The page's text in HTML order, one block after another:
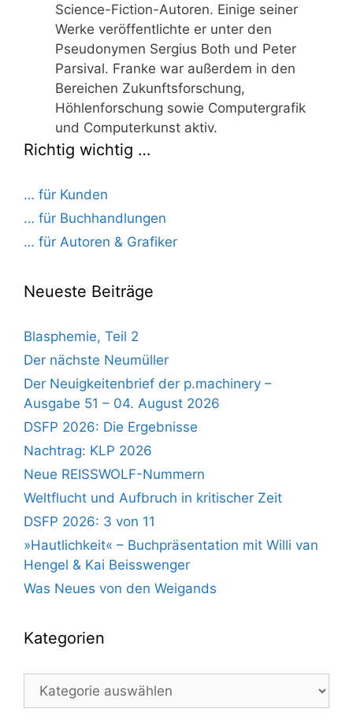
Science-Fiction-Autoren. Einige seiner
Werke veröffentlichte er unter den
Pseudonymen Sergius Both und Peter
Parsival. Franke war außerdem in den
Bereichen Zukunftsforschung,
Höhlenforschung sowie Computergrafik
und Computerkunst aktiv.
Richtig wichtig …
… für Kunden
… für Buchhandlungen
… für Autoren & Grafiker
Neueste Beiträge
Blasphemie, Teil 2
Der nächste Neumüller
Der Neuigkeitenbrief der p.machinery –
Ausgabe 51 – 04. August 2026
DSFP 2026: Die Ergebnisse
Nachtrag: KLP 2026
Neue REISSWOLF-Nummern
Weltflucht und Aufbruch in kritischer Zeit
DSFP 2026: 3 von 11
»Hautlichkeit« – Buchpräsentation mit Willi van
Hengel & Kai Beisswenger
Was Neues von den Weigands
Kategorien
Kategorien